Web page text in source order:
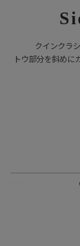
クインクラ
トウ部分を斜めに